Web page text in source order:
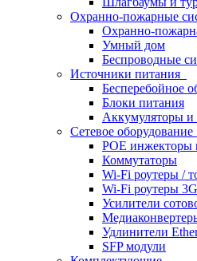
Охранно-пожарные
Охранно-
Умный дом
Беспроводные
Источники питания
Бесперебойное
Блоки питания
Аккумуляторы и
Сетевое оборудование
POE инжекторы
Коммутаторы
Wi-Fi роутеры /
Wi-Fi роутеры
Усилители
Удлинители
SFP модули